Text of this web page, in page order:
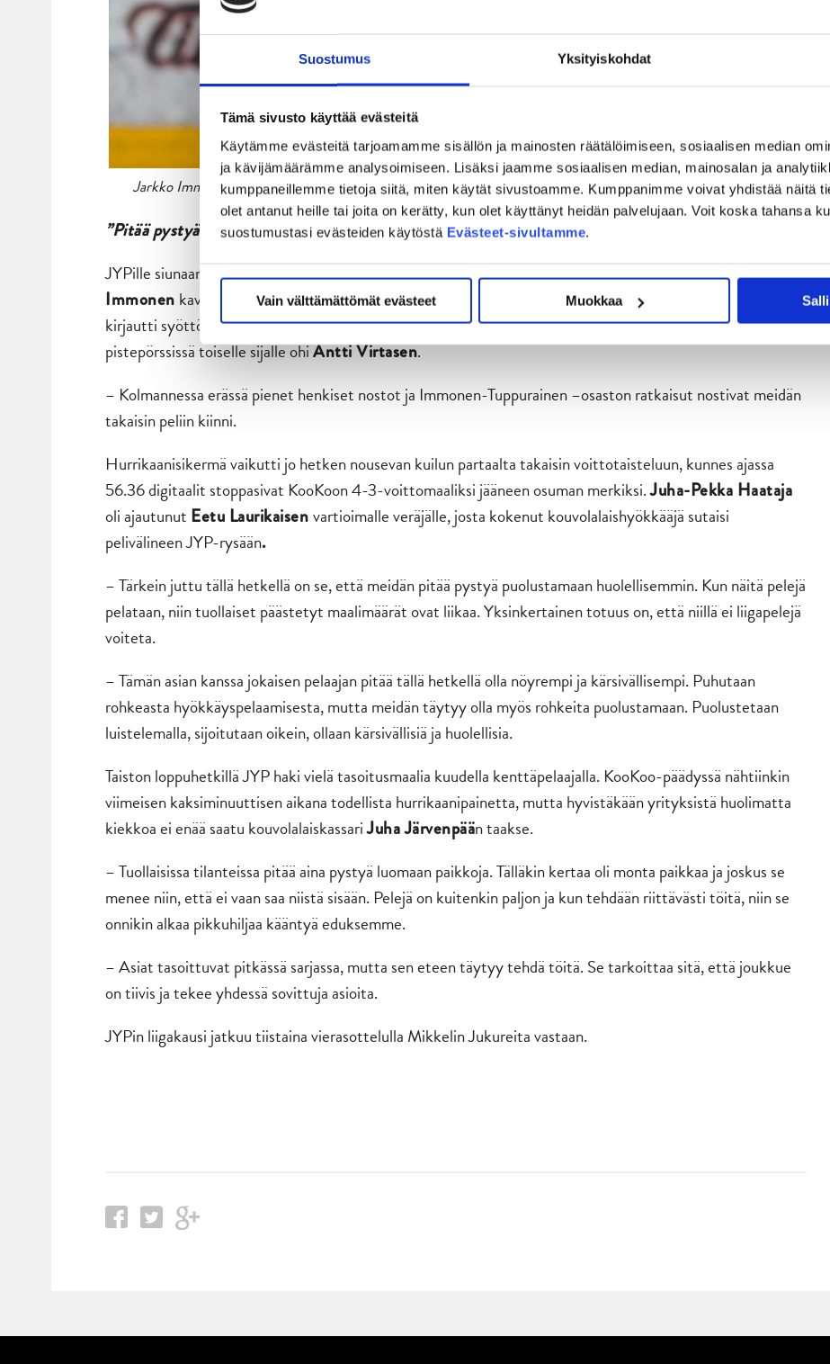
Suostumus Yksityiskohdat
Tämä sivusto käyttää evästeitä
Käytämme evästeitä tarjoamamme sisällön ja mainosten räätälöimiseen, sosiaalisen median
ja kävijämäärämme analysoimiseen. Lisäksi jaamme sosiaalisen median, mainosalan ja
kumppaneillemme tietoja siitä, miten käytät sivustoamme. Kumppanimme voivat yhdistää näitä
olet antanut heille tai joita on kerätty, kun olet käyttänyt heidän palvelujaan. Voit koska tahansa
suostumustasi evästeiden käytöstä Evästeet-sivultamme.
Vain välttämättömät evästeet Muokkaa
Jarkko Immonen nosti JYPin mukaan voittotaisteluun, mutta sekään ei lopulta riittänyt (Kuva: Jiri Halttunen).
”Pitää pystyä puolustamaan huolellisemmin”
JYPille siunaantui tovi ennen kolmannen erän puoliväliä tehokas kahdeksansekuntinen, jonka aikanaJarkko
Immonen kavensi ensin lukemat 2-3:en ja tasoitti hetkeä myöhemmin pelin 3-3:en.
kirjautti syöttömerkinnät molempiin osumiin, joiden myötä JYP-hyökkääjä nousi JYPin kaikkien aikojen
pistepörssissä toiselle sijalle ohiAntti Virtasen.
– Kolmannessa erässä pienet henkiset nostot ja Immonen-Tuppurainen –osaston ratkaisut nostivat meidän
takaisin peliin kiinni.
Hurrikaanisikermä vaikutti jo hetken nousevan kuilun partaalta takaisin voittotaisteluun, kunnes ajassa
56.36 digitaalit stoppasivat KooKoon 4-3-voittomaaliksi jääneen osuman merkiksi.Juha-Pekka Haataja
oli ajautunut Eetu Laurikaisenvartioimalle veräjälle, josta kokenut kouvolalaishyökkääjä sutaisi
pelivälineen JYP-rysään.
– Tärkein juttu tällä hetkellä on se, että meidän pitää pystyä puolustamaan huolellisemmin. Kun näitä pelejä
pelataan, niin tuollaiset päästetyt maalimäärät ovat liikaa. Yksinkertainen totuus on, että niillä ei liigapelejä
voiteta.
– Tämän asian kanssa jokaisen pelaajan pitää tällä hetkellä olla nöyrempi ja kärsivällisempi. Puhutaan
rohkeasta hyökkäyspelaamisesta, mutta meidän täytyy olla myös rohkeita puolustamaan. Puolustetaan
luistelemalla, sijoitutaan oikein, ollaan kärsivällisiä ja huolellisia.
Taiston loppuhetkillä JYP haki vielä tasoitusmaalia kuudella kenttäpelaajalla. KooKoo-päädyssä nähtiinkin
viimeisen kaksiminuuttisen aikana todellista hurrikaanipainetta, mutta hyvistäkään yrityksistä huolimatta
kiekkoa ei enää saatu kouvolalaiskassariJuha Järvenpään taakse.
– Tuollaisissa tilanteissa pitää aina pystyä luomaan paikkoja. Tälläkin kertaa oli monta paikkaa ja joskus se
menee niin, että ei vaan saa niistä sisään. Pelejä on kuitenkin paljon ja kun tehdään riittävästi töitä, niin se
onnikin alkaa pikkuhiljaa kääntyä eduksemme.
– Asiat tasoittuvat pitkässä sarjassa, mutta sen eteen täytyy tehdä töitä. Se tarkoittaa sitä, että joukkue
on tiivis ja tekee yhdessä sovittuja asioita.
JYPin liigakausi jatkuu tiistaina vierasottelulla Mikkelin Jukureita vastaan.